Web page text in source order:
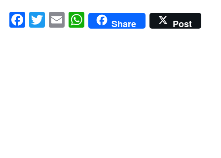
Facebook
Twitter
EmailWhatsApp
Share Post